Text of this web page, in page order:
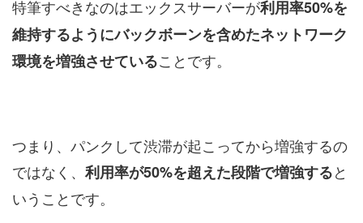
特筆すべきなのはエックスサーバーが利用率50%を
維持するようにバックボーンを含めたネットワーク
環境を増強させていることです。
つまり、パンクして渋滞が起こってから増強するの
ではなく、 利用率が50%を超えた段階で増強すると
いうことです。